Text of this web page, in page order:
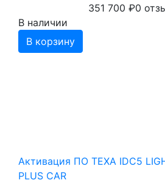
351 700 ₽0
В наличии
В корзину
Активация ПО TEXA IDC5
PLUS CAR